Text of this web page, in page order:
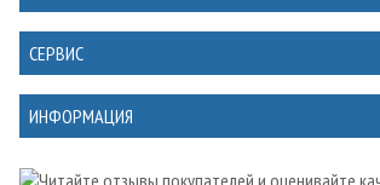
СЕРВИС
ИНФОРМАЦИЯ